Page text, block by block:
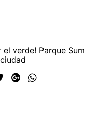
el verde! Parque